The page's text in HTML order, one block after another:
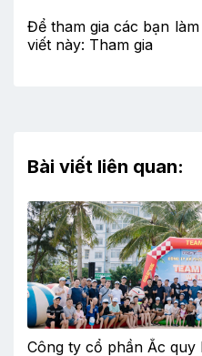
Để tham gia các bạn
viết này: Tham gia
Bài viết liên quan:
Công ty cổ phần Ắc